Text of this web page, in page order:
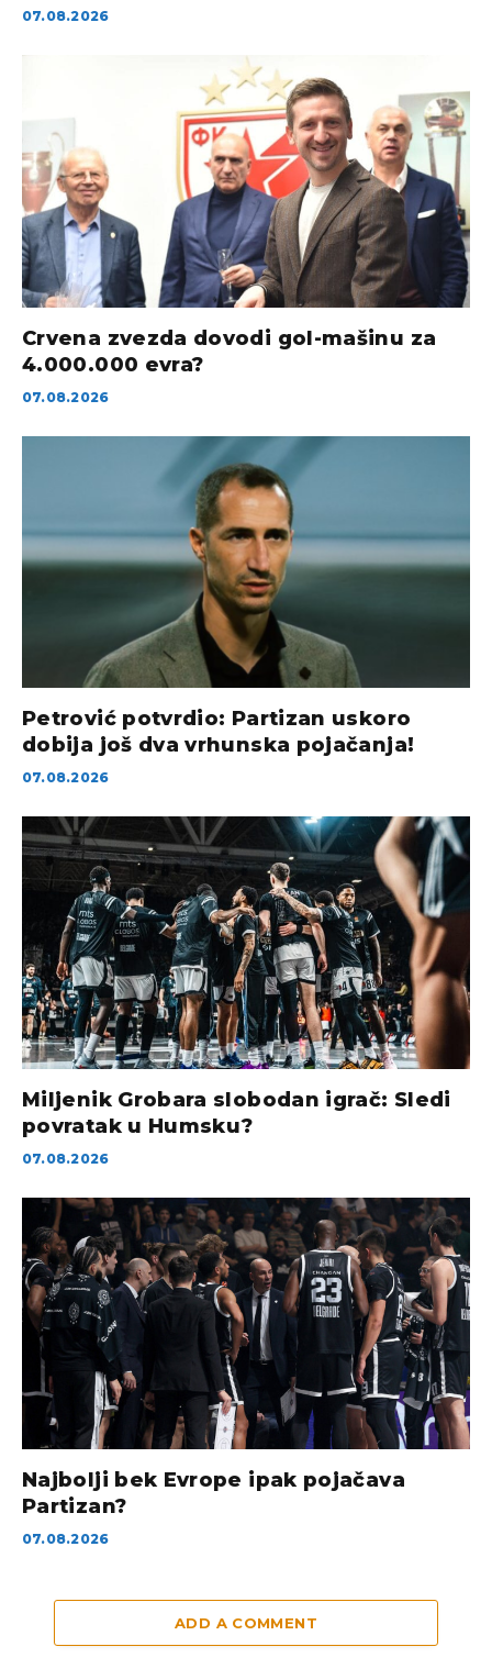
07.08.2026
Crvena zvezda dovodi gol-mašinu za
4.000.000 evra?
07.08.2026
Petrović potvrdio: Partizan uskoro
dobija još dva vrhunska pojačanja!
07.08.2026
Miljenik Grobara slobodan igrač: Sledi
povratak u Humsku?
07.08.2026
Najbolji bek Evrope ipak pojačava
Partizan?
07.08.2026
ADD A COMMENT